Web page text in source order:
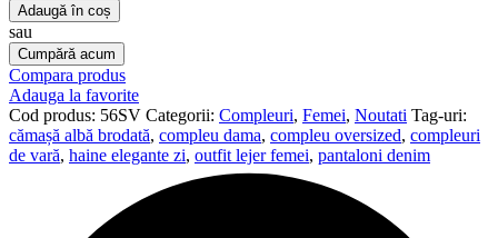
Adaugă în coș
sau
Cumpără acum
Compara produs
Adauga la favorite
Cod produs: 56SV Categorii: Compleuri, Femei, Noutati Tag-uri:
cămașă albă brodată, compleu dama, compleu oversized, compleuri
de vară, haine elegante zi, outfit lejer femei, pantaloni denim